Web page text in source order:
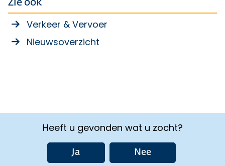
Zie ook
Verkeer & Vervoer
Nieuwsoverzicht
Heeft u gevonden wat u zocht?
Ja Nee